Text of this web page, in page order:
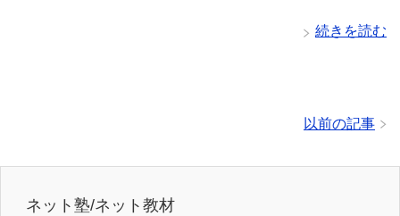
続きを読む
以前の記事
ネット塾/ネット教材